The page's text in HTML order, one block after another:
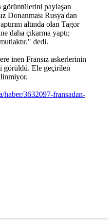
görüntülerini paylaşan
Donanması Rusya'dan
altında olan Tagor
daha çıkarma yaptı;
dedi.
inen Fransız askerlerinin
görüldü. Ele geçirilen
haber/3632097-fransadan-